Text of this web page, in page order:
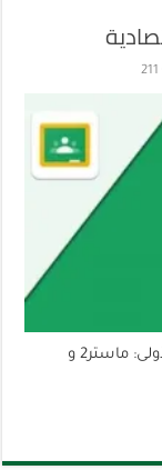
211
تخص طلبة قسم العلوم الإقتصادية الدفعة الأولى: ماستر2 و